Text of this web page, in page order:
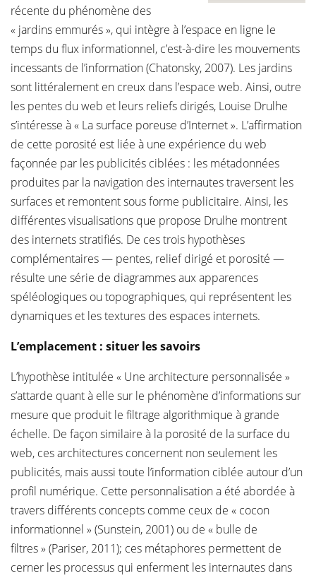
récente du phénomène des
« jardins emmurés », qui intègre à l’espace en ligne le
temps du flux informationnel, c’est-à-dire les mouvements
incessants de l’information (Chatonsky, 2007). Les jardins
sont littéralement en creux dans l’espace web. Ainsi, outre
les pentes du web et leurs reliefs dirigés, Louise Drulhe
s’intéresse à « La surface poreuse d’Internet ». L’affirmation
de cette porosité est liée à une expérience du web
façonnée par les publicités ciblées : les métadonnées
produites par la navigation des internautes traversent les
surfaces et remontent sous forme publicitaire. Ainsi, les
différentes visualisations que propose Drulhe montrent
des internets stratifiés. De ces trois hypothèses
complémentaires — pentes, relief dirigé et porosité —
résulte une série de diagrammes aux apparences
spéléologiques ou topographiques, qui représentent les
dynamiques et les textures des espaces internets.
L’emplacement : situer les savoirs
L’hypothèse intitulée « Une architecture personnalisée »
s’attarde quant à elle sur le phénomène d’informations sur
mesure que produit le filtrage algorithmique à grande
échelle. De façon similaire à la porosité de la surface du
web, ces architectures concernent non seulement les
publicités, mais aussi toute l’information ciblée autour d’un
profil numérique. Cette personnalisation a été abordée à
travers différents concepts comme ceux de « cocon
informationnel » (Sunstein, 2001) ou de « bulle de
filtres » (Pariser, 2011); ces métaphores permettent de
cerner les processus qui enferment les internautes dans